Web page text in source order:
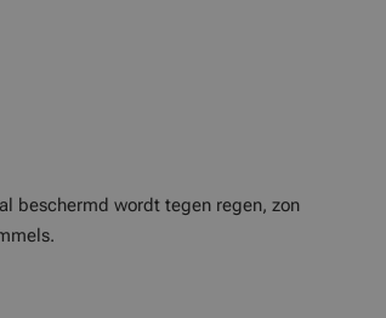
beschermd wordt tegen regen, zon